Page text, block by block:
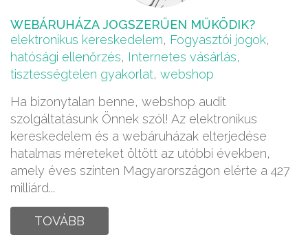
WEBÁRUHÁZA JOGSZERŰEN MŰKÖDIK?
elektronikus kereskedelem, Fogyasztói jogok,
hatósági ellenőrzés, Internetes vásárlás,
tisztességtelen gyakorlat, webshop
Ha bizonytalan benne, webshop audit
szolgáltatásunk Önnek szól! Az elektronikus
kereskedelem és a webáruházak elterjedése
hatalmas méreteket öltött az utóbbi években,
amely éves szinten Magyarországon elérte a 427
milliárd...
TOVÁBB